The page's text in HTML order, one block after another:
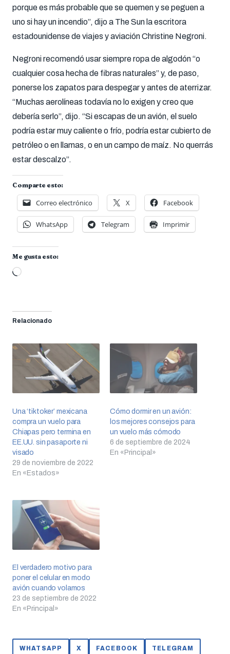
porque es más probable que se quemen y se peguen a
uno si hay un incendio”, dijo a The Sun la escritora
estadounidense de viajes y aviación Christine Negroni.
Negroni recomendó usar siempre ropa de algodón “o
cualquier cosa hecha de fibras naturales” y, de paso,
ponerse los zapatos para despegar y antes de aterrizar.
“Muchas aerolíneas todavía no lo exigen y creo que
debería serlo”, dijo. “Si escapas de un avión, el suelo
podría estar muy caliente o frío, podría estar cubierto de
petróleo o en llamas, o en un campo de maíz. No querrás
estar descalzo”.
Comparte esto:
Correo electrónico X Facebook
WhatsApp Telegram Imprimir
Me gusta esto:
Cargando...
Relacionado
Una ‘tiktoker’ mexicana
compra un vuelo para
Chiapas pero termina en
EE.UU. sin pasaporte ni
visado
29 de noviembre de 2022
En «Estados»
Cómo dormir en un avión:
los mejores consejos para
un vuelo más cómodo
6 de septiembre de 2024
En «Principal»
El verdadero motivo para
poner el celular en modo
avión cuando volamos
23 de septiembre de 2022
En «Principal»
WHATSAPP X FACEBOOK TELEGRAM